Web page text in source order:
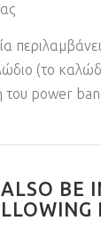
(το
του power
BE